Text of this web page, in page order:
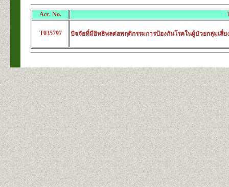
Acc. No.
T035797 ปัจจัยที่มีอิทธิพลต่อพฤติกรรมการป้องกันโรคในผู้ป่วยกลุ่มเสี่ย